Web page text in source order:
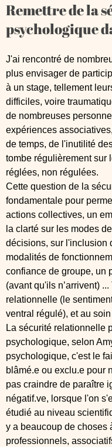
Remettre de la
psychologique
J'ai rencontré de
plus envisager de
à un stage, tellement
difficiles, voire
de nombreuses
expériences
de temps, de l'inutilité
tombe régulièrement sur
réglées, non régulées.
Cette question de la
fondamentale pour
actions collectives, un
la clarté sur les modes
décisions, sur l'inclusion
modalités de
confiance de groupe, un
(avant qu'ils n’arrivent)
relationnelle (le
ventral régulé), et au
La sécurité relationnelle
psychologique, selon
psychologique, c'est le
blâmé.e ou exclu.e pour
pas craindre de paraître
négatif.ve, lorsque l'on
étudié au niveau
y a beaucoup de choses
professionnels,